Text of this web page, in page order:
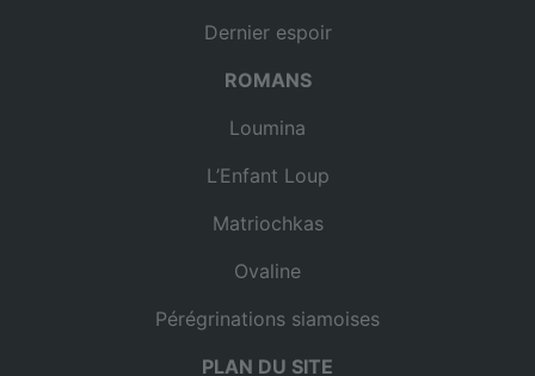
Dernier espoir
ROMANS
Loumina
L’Enfant Loup
Matriochkas
Ovaline
Pérégrinations siamoises
PLAN DU SITE